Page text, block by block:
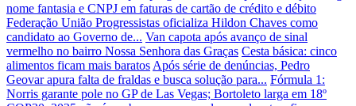
nome fantasia e CNPJ em faturas de cartão de crédito e débito
Federação União Progressistas oficializa Hildon Chaves como
candidato ao Governo de... Van capota após avanço de sinal
vermelho no bairro Nossa Senhora das Graças Cesta básica: cinco
alimentos ficam mais baratos Após série de denúncias, Pedro
Geovar apura falta de fraldas e busca solução para... Fórmula 1:
Norris garante pole no GP de Las Vegas; Bortoleto larga em 18º